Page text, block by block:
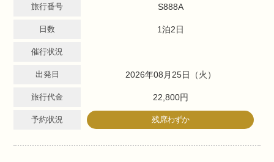
旅行番号 S888A
日数 1泊2日
催行状況
出発日 2026年08月25日（火）
旅行代金 22,800円
予約状況 残席わずか